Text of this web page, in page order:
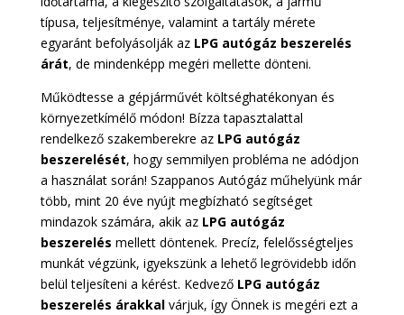
típusa, teljesítménye, valamint a tartály mérete
egyaránt befolyásolják az LPG autógáz beszerelés
árát, de mindenképp megéri mellette dönteni.
Működtesse a gépjárművét költséghatékonyan és
környezetkímélő módon! Bízza tapasztalattal
rendelkező szakemberekre az LPG autógáz
beszerelését, hogy semmilyen probléma ne adódjon
a használat során! Szappanos Autógáz műhelyünk már
több, mint 20 éve nyújt megbízható segítséget
mindazok számára, akik az LPG autógáz
beszerelés mellett döntenek. Precíz, felelősségteljes
munkát végzünk, igyekszünk a lehető legrövidebb időn
belül teljesíteni a kérést. Kedvező LPG autógáz
beszerelés árakkal várjuk, így Önnek is megéri ezt a